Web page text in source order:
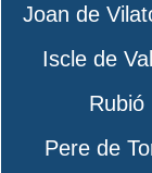
Joan de
Iscle de
Rubió
Pere de